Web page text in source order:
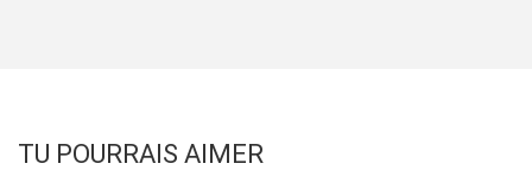
TU POURRAIS AIMER